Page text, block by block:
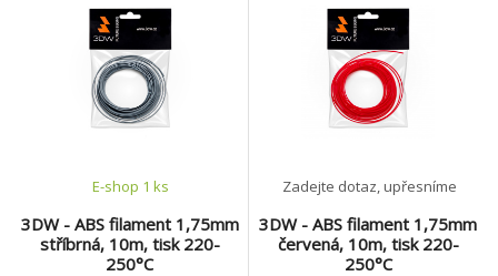
cívce zaručuje velmi přesné
výsledky za každých
okolností. ABS je amorfní
termoplastický průmyslový
kopolymer, který je velmi
odolný proti mechanickému
cívce zaručuje velmi přesné
výsledky za každých
okolností. ABS je amorfní
termoplastický průmyslový
kopolymer, který je velmi
odolný proti mechanickému
3DW - ABS filament 1,75mm
stříbrná, 10m, tisk 220-
250°C
E-shop 1 ks
3DW - ABS filament 1,75mm
červená, 10m, tisk 220-
250°C
Zadejte dotaz, upřesníme